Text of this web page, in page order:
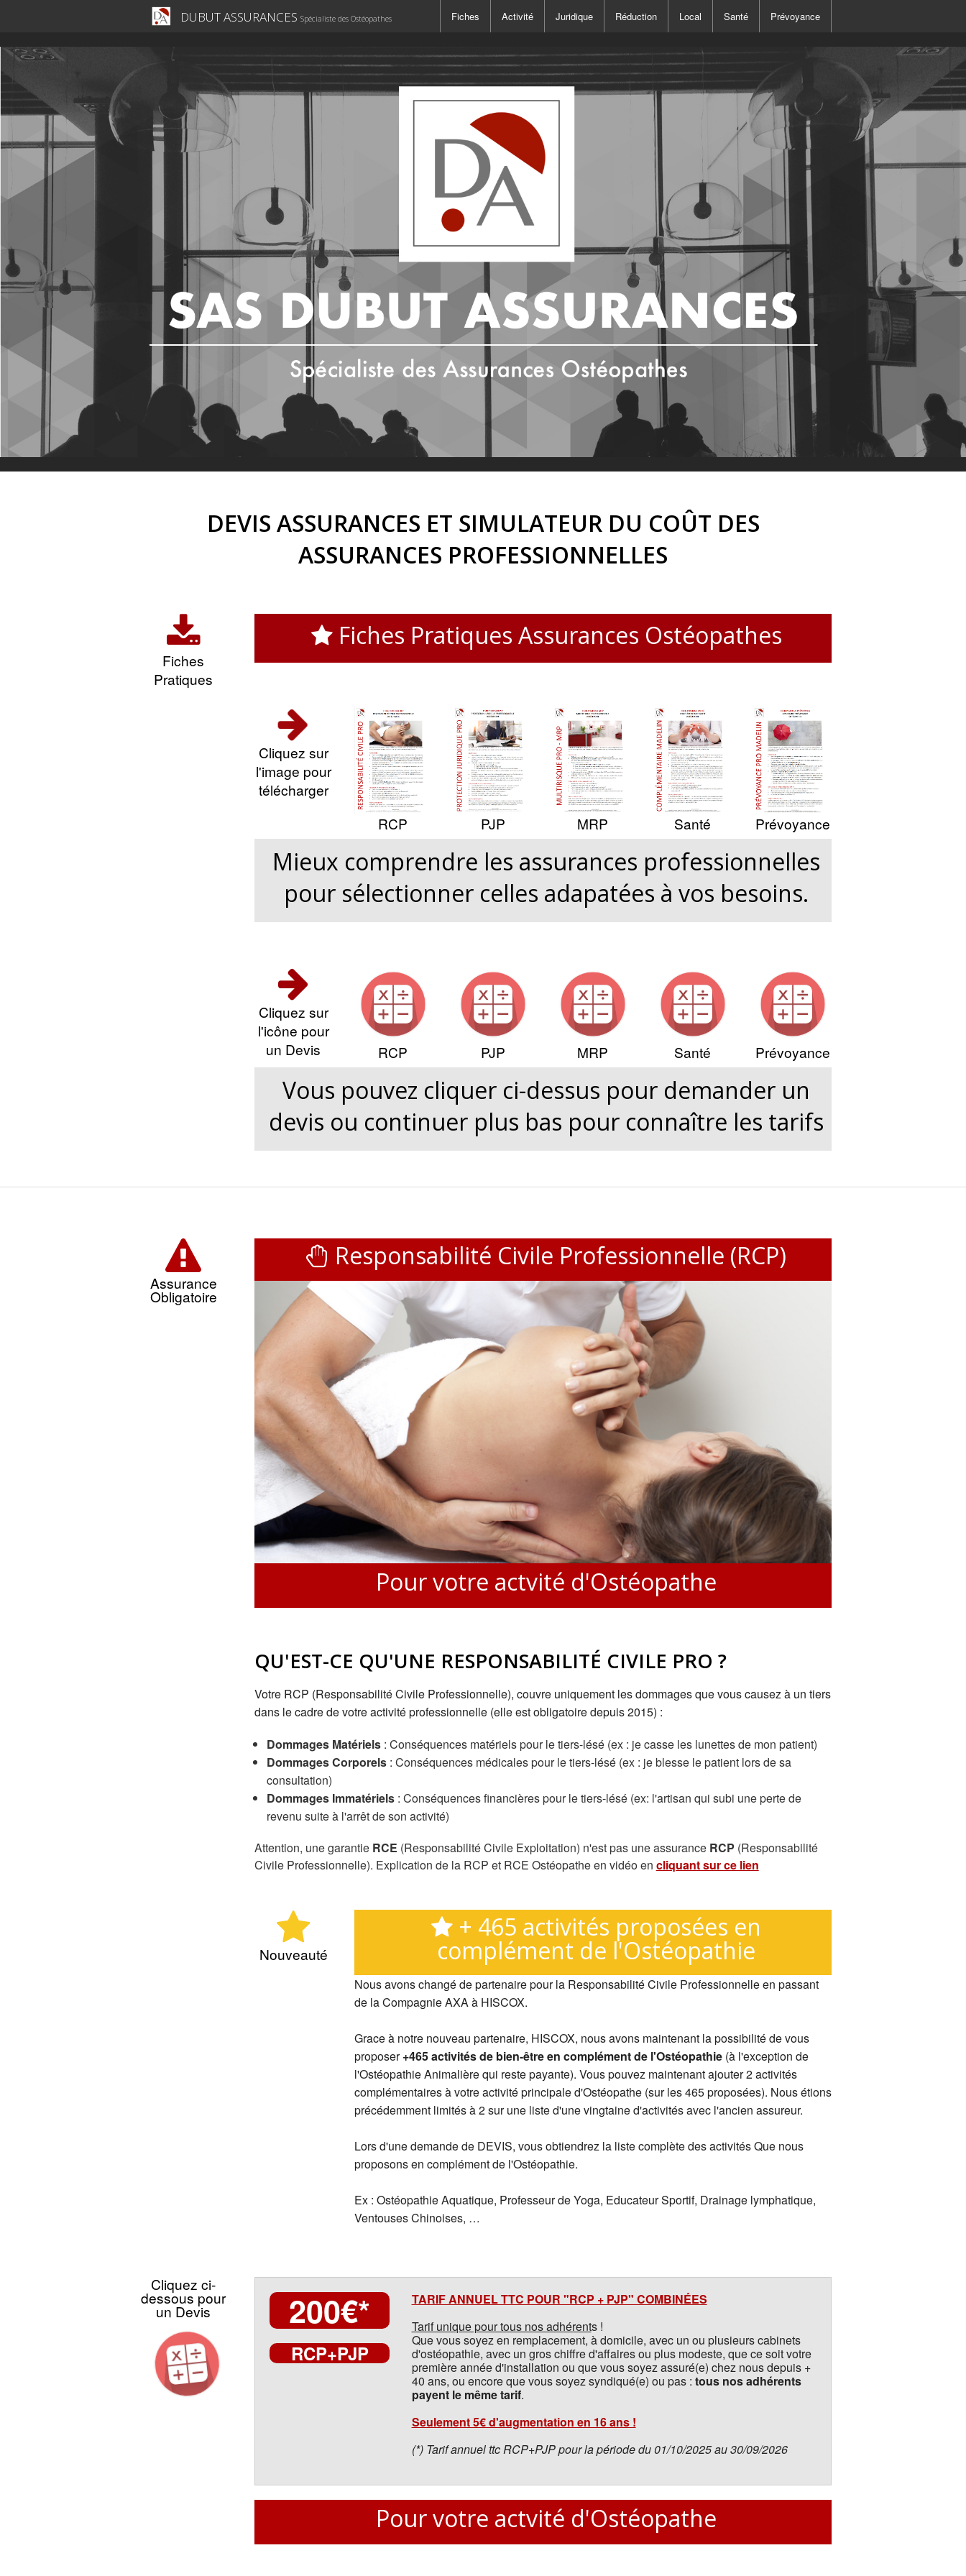
DUBUT ASSURANCESSpécialiste des Ostéopathes Fiches Activité Juridique Réduction Local Santé Prévoyance
DEVIS ASSURANCES ET SIMULATEUR DU COÛT DES
ASSURANCES PROFESSIONNELLES
Fiches
Pratiques
Fiches Pratiques Assurances Ostéopathes
Cliquez sur
l'image pour
télécharger
RCP
PJP MRP Santé Prévoyance
Mieux comprendre les assurances professionnelles
pour sélectionner celles adapatées à vos besoins.
Cliquez sur
l'icône pour
un Devis
RCP PJP MRP Santé Prévoyance
Vous pouvez cliquer ci-dessus pour demander un
devis ou continuer plus bas pour connaître les tarifs
Assurance
Obligatoire
Responsabilité Civile Professionnelle (RCP)
Pour votre actvité d'Ostéopathe
QU'EST-CE QU'UNE RESPONSABILITÉ CIVILE PRO ?
Votre RCP (Responsabilité Civile Professionnelle), couvre uniquement les dommages que vous causez à un tiers
dans le cadre de votre activité professionnelle (elle est obligatoire depuis 2015) :
Dommages Matériels : Conséquences matériels pour le tiers-lésé (ex : je casse les lunettes de mon patient)
Dommages Corporels : Conséquences médicales pour le tiers-lésé (ex : je blesse le patient lors de sa
consultation)
Dommages Immatériels : Conséquences financières pour le tiers-lésé (ex: l'artisan qui subi une perte de
revenu suite à l'arrêt de son activité)
Attention, une garantie RCE (Responsabilité Civile Exploitation) n'est pas une assurance RCP (Responsabilité
Civile Professionnelle). Explication de la RCP et RCE Ostéopathe en vidéo en cliquant sur ce lien
Nouveauté
+ 465 activités proposées en
complément de l'Ostéopathie
Nous avons changé de partenaire pour la Responsabilité Civile Professionnelle en passant
de la Compagnie AXA à HISCOX.
Grace à notre nouveau partenaire, HISCOX, nous avons maintenant la possibilité de vous
proposer+465 activités de bien-être en complément de l'Ostéopathie (à l'exception de
l'Ostéopathie Animalière qui reste payante). Vous pouvez maintenant ajouter 2 activités
complémentaires à votre activité principale d'Ostéopathe (sur les 465 proposées). Nous étions
précédemment limités à 2 sur une liste d'une vingtaine d'activités avec l'ancien assureur.
Lors d'une demande de DEVIS, vous obtiendrez la liste complète des activités Que nous
proposons en complément de l'Ostéopathie.
Ex : Ostéopathie Aquatique, Professeur de Yoga, Educateur Sportif, Drainage lymphatique,
Ventouses Chinoises, …
Cliquez ci-
dessous pour
un Devis 200€*
RCP+PJP
TARIF ANNUEL TTC POUR "RCP + PJP" COMBINÉES
Tarif unique pour tous nos adhérents !
Que vous soyez en remplacement, à domicile, avec un ou plusieurs cabinets
d'ostéopathie, avec un gros chiffre d'affaires ou plus modeste, que ce soit votre
première année d'installation ou que vous soyez assuré(e) chez nous depuis +
40 ans, ou encore que vous soyez syndiqué(e) ou pas : tous nos adhérents
payent le même tarif.
Seulement 5€ d'augmentation en 16 ans !
(*) Tarif annuel ttc RCP+PJP pour la période du 01/10/2025 au 30/09/2026
Pour votre actvité d'Ostéopathe